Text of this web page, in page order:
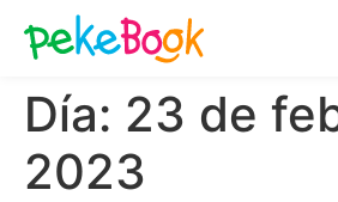
Día: 23 de
2023